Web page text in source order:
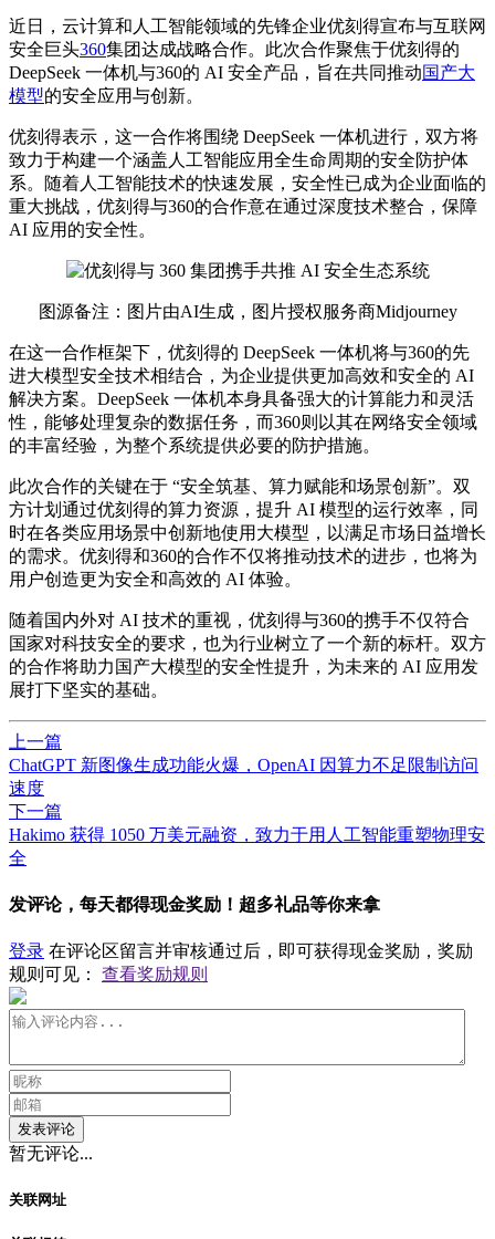
近日，云计算和人工智能领域的先锋企业优刻得宣布与互联网
安全巨头360集团达成战略合作。此次合作聚焦于优刻得的
DeepSeek 一体机与360的 AI 安全产品，旨在共同推动国产大
模型的安全应用与创新。
优刻得表示，这一合作将围绕 DeepSeek 一体机进行，双方将
致力于构建一个涵盖人工智能应用全生命周期的安全防护体
系。随着人工智能技术的快速发展，安全性已成为企业面临的
重大挑战，优刻得与360的合作意在通过深度技术整合，保障
AI 应用的安全性。
图源备注：图片由AI生成，图片授权服务商Midjourney
在这一合作框架下，优刻得的 DeepSeek 一体机将与360的先
进大模型安全技术相结合，为企业提供更加高效和安全的 AI
解决方案。DeepSeek 一体机本身具备强大的计算能力和灵活
性，能够处理复杂的数据任务，而360则以其在网络安全领域
的丰富经验，为整个系统提供必要的防护措施。
此次合作的关键在于 “安全筑基、算力赋能和场景创新”。双
方计划通过优刻得的算力资源，提升 AI 模型的运行效率，同
时在各类应用场景中创新地使用大模型，以满足市场日益增长
的需求。优刻得和360的合作不仅将推动技术的进步，也将为
用户创造更为安全和高效的 AI 体验。
随着国内外对 AI 技术的重视，优刻得与360的携手不仅符合
国家对科技安全的要求，也为行业树立了一个新的标杆。双方
的合作将助力国产大模型的安全性提升，为未来的 AI 应用发
展打下坚实的基础。
上一篇
ChatGPT 新图像生成功能火爆，OpenAI 因算力不足限制访问
速度
下一篇
​Hakimo 获得 1050 万美元融资，致力于用人工智能重塑物理安
全
发评论，每天都得现金奖励！超多礼品等你来拿
登录 在评论区留言并审核通过后，即可获得现金奖励，奖励
规则可见： 查看奖励规则
发表评论
暂无评论...
关联网址